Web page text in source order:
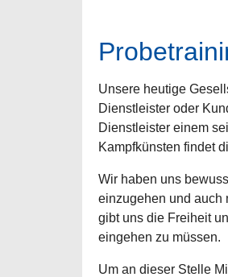
Unsere heutige
Dienstleister oder
Dienstleister einem
Kampfkünsten findet
Wir haben uns
einzugehen und auch
gibt uns die Freiheit
eingehen zu müssen.
Um an dieser Stelle